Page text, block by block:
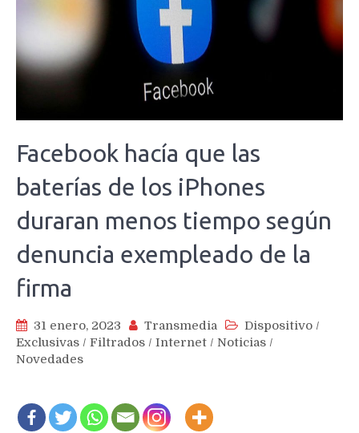
Facebook hacía que las
baterías de los iPhones
duraran menos tiempo según
denuncia exempleado de la
firma
31 enero, 2023 Transmedia Dispositivo /
Exclusivas / Filtrados / Internet / Noticias /
Novedades